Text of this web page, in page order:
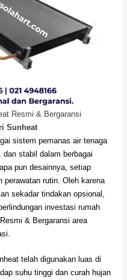
Resmi & Bergaransi
Sunheat
sistem pemanas air tenaga
stabil dalam berbagai
pun desainnya, setiap
rutin. Oleh karena
sekadar tindakan opsional,
investasi rumah
& Bergaransi area
telah digunakan luas di
suhu tinggi dan curah hujan